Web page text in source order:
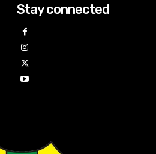
Stay connected